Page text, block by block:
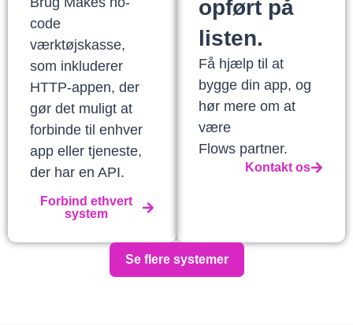
code
værktøjskasse,
som inkluderer
HTTP-appen, der
gør det muligt at
forbinde til enhver
app eller tjeneste,
der har en API.
Forbind ethvert
system
opført på
listen.
Få hjælp til at
bygge din app, og
hør mere om at
være
Flows partner.
Kontakt os
Se flere systemer